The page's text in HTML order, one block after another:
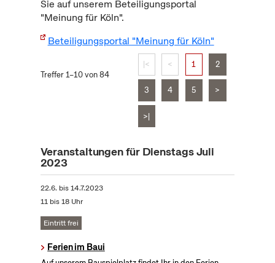
Sie auf unserem Beteiligungsportal
"Meinung für Köln".
Beteiligungsportal "Meinung für Köln"
Treffer 1–10 von 84
|< < 1 2
3 4 5 >
>|
Veranstaltungen für Dienstags Juli
2023
22.6. bis14.7.2023
11 bis 18 Uhr
Eintritt frei
Ferien im Baui